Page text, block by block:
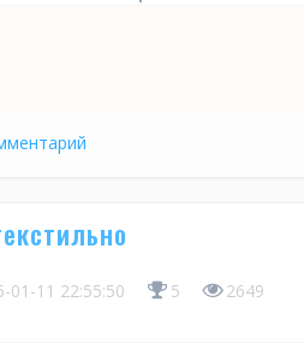
01-11 22:55:50 5 2649